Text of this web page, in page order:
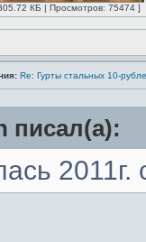
КБ | Просмотров: 75474 ]
Re: Гурты стальных 10-
писал(а):
2011г.